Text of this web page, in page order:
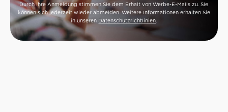
Durch Ihre Anmeldung stimmen Sie dem Erhalt von Werbe-E-Mails zu. Sie
können sich jederzeit wieder abmelden. Weitere Informationen erhalten Sie
in unseren Datenschutzrichtlinien